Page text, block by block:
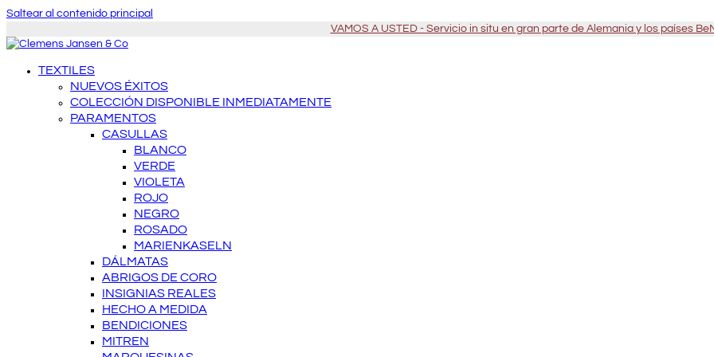
Saltear al contenido principal
VAMOS A USTED - Servicio in situ en gran parte de Alemania y los países
TEXTILES
NUEVOS ÉXITOS
COLECCIÓN DISPONIBLE INMEDIATAMENTE
PARAMENTOS
CASULLAS
BLANCO
VERDE
VIOLETA
ROJO
NEGRO
ROSADO
MARIENKASELN
DÁLMATAS
ABRIGOS DE CORO
INSIGNIAS REALES
HECHO A MEDIDA
BENDICIONES
MITREN